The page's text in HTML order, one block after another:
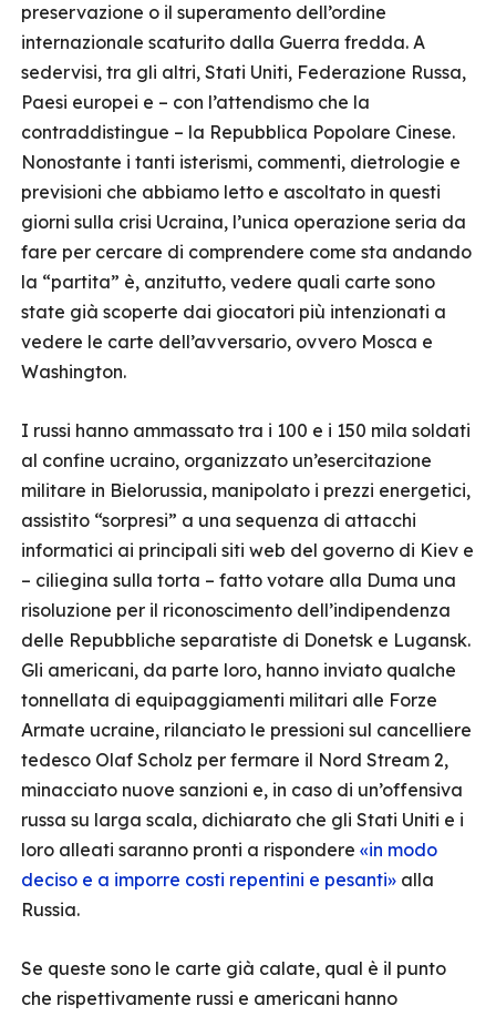
preservazione o il superamento dell’ordine
internazionale scaturito dalla Guerra fredda. A
sedervisi, tra gli altri, Stati Uniti, Federazione Russa,
Paesi europei e – con l’attendismo che la
contraddistingue – la Repubblica Popolare Cinese.
Nonostante i tanti isterismi, commenti, dietrologie e
previsioni che abbiamo letto e ascoltato in questi
giorni sulla crisi Ucraina, l’unica operazione seria da
fare per cercare di comprendere come sta andando
la “partita” è, anzitutto, vedere quali carte sono
state già scoperte dai giocatori più intenzionati a
vedere le carte dell’avversario, ovvero Mosca e
Washington.
I russi hanno ammassato tra i 100 e i 150 mila soldati
al confine ucraino, organizzato un’esercitazione
militare in Bielorussia, manipolato i prezzi energetici,
assistito “sorpresi” a una sequenza di attacchi
informatici ai principali siti web del governo di Kiev e
– ciliegina sulla torta – fatto votare alla Duma una
risoluzione per il riconoscimento dell’indipendenza
delle Repubbliche separatiste di Donetsk e Lugansk.
Gli americani, da parte loro, hanno inviato qualche
tonnellata di equipaggiamenti militari alle Forze
Armate ucraine, rilanciato le pressioni sul cancelliere
tedesco Olaf Scholz per fermare il Nord Stream 2,
minacciato nuove sanzioni e, in caso di un’offensiva
russa su larga scala, dichiarato che gli Stati Uniti e i
loro alleati saranno pronti a rispondere «in modo
deciso e a imporre costi repentini e pesanti» alla
Russia.
Se queste sono le carte già calate, qual è il punto
che rispettivamente russi e americani hanno